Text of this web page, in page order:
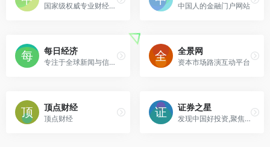
国家级权威专业财经资讯门户网站 中国人的金融门户网站
每日经济
专注于全球新闻与信息资讯
全景网
资本市场路演互动平台
顶点财经
顶点财经
证券之星
发现中国好投资,聚焦优秀投资人